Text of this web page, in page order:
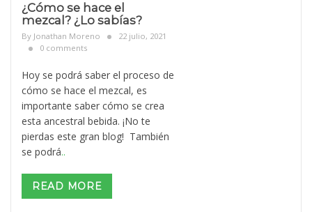
¿Cómo se hace el
mezcal? ¿Lo sabías?
By Jonathan Moreno
22 julio, 2021
0 comments
Hoy se podrá saber el proceso de
cómo se hace el mezcal, es
importante saber cómo se crea
esta ancestral bebida. ¡No te
pierdas este gran blog! También
se podrá..
READ MORE